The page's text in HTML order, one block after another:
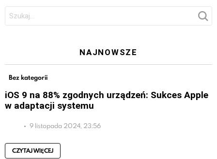
Szukaj:
NAJNOWSZE
Bez kategorii
iOS 9 na 88% zgodnych urządzeń: Sukces Apple
w adaptacji systemu
9 listopada 2024, 23:56
CZYTAJ WIĘCEJ